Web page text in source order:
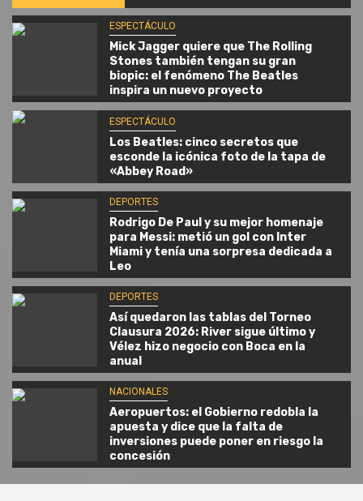
ESPECTÁCULO
Mick Jagger quiere que The Rolling
Stones también tengan su gran
biopic: el fenómeno The Beatles
inspira un nuevo proyecto
ESPECTÁCULO
Los Beatles: cinco secretos que
esconde la icónica foto de la tapa de
«Abbey Road»
DEPORTES
Rodrigo De Paul y su mejor homenaje
para Messi: metió un gol con Inter
Miami y tenía una sorpresa dedicada a
Leo
DEPORTES
Así quedaron las tablas del Torneo
Clausura 2026: River sigue último y
Vélez hizo negocio con Boca en la
anual
NACIONALES
Aeropuertos: el Gobierno redobla la
apuesta y dice que la falta de
inversiones puede poner en riesgo la
concesión